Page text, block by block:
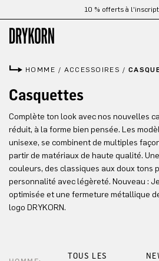
Passer au contenu principal
10 % offerts à
HOMME / ACCESSOIRES /
Casquettes
Complète ton look avec nos nouvelles
réduit, à la forme bien pensée. Les
unisexe, se combinent de multiples
partir de matériaux de haute qualité.
couleurs, des classiques aux doux tons
personnalité avec légèreté. Nouveau :
optimisée et une fermeture métallique
logo DRYKORN.
TOUS LES